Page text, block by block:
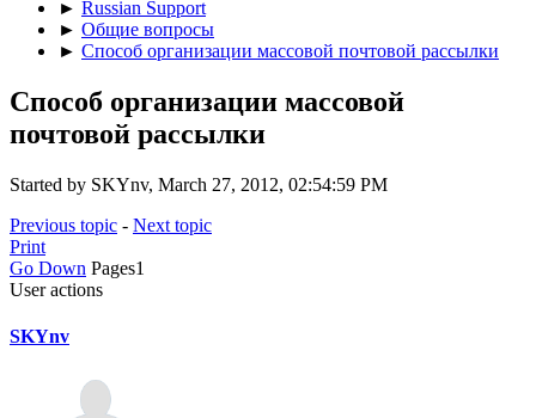
► Russian Support
► Общие вопросы
► Способ организации массовой почтовой рассылки
Способ организации массовой
почтовой рассылки
Started by SKYnv, March 27, 2012, 02:54:59 PM
Previous topic - Next topic
Print
Go Down Pages1
User actions
SKYnv